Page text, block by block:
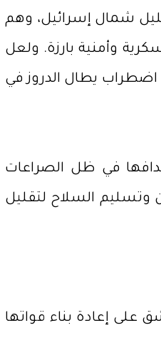
في مناطق الكرمل والجليل شمال إسرائيل، وهم
وأمنية بارزة. ولعل
اضطراب يطال الدروز في
في ظل الصراعات
وتسليم السلاح لتقليل
إعادة بناء قواتها